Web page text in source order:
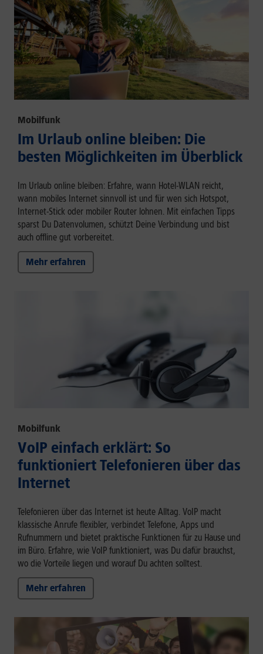
Mobilfunk
Im Urlaub online bleiben: Die
besten Möglichkeiten im Überblick
Im Urlaub online bleiben: Erfahre, wann Hotel-WLAN reicht,
wann mobiles Internet sinnvoll ist und für wen sich Hotspot,
Internet-Stick oder mobiler Router lohnen. Mit einfachen Tipps
sparst Du Datenvolumen, schützt Deine Verbindung und bist
auch offline gut vorbereitet.
Mehr erfahren
Mobilfunk
VoIP einfach erklärt: So
funktioniert Telefonieren über das
Internet
Telefonieren über das Internet ist heute Alltag. VoIP macht
klassische Anrufe flexibler, verbindet Telefone, Apps und
Rufnummern und bietet praktische Funktionen für zu Hause und
im Büro. Erfahre, wie VoIP funktioniert, was Du dafür brauchst,
wo die Vorteile liegen und worauf Du achten solltest.
Mehr erfahren